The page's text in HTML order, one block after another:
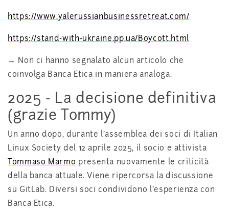
https://www.yalerussianbusinessretreat.com/
https://stand-with-ukraine.pp.ua/Boycott.html
→ Non ci hanno segnalato alcun articolo che
coinvolga Banca Etica in maniera analoga.
2025 - La decisione definitiva
(grazie Tommy)
Un anno dopo, durante l'assemblea dei soci di Italian
Linux Society del 12 aprile 2025, il socio e attivista
Tommaso Marmo presenta nuovamente le criticità
della banca attuale. Viene ripercorsa la discussione
su GitLab. Diversi soci condividono l'esperienza con
Banca Etica.